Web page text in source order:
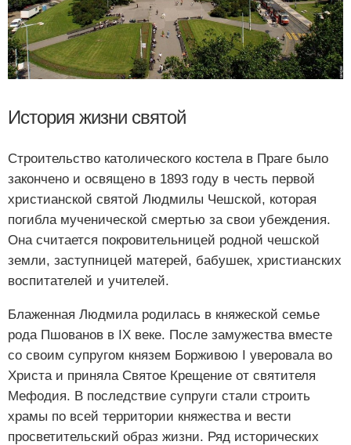
История жизни святой
Строительство католического костела в Праге было
закончено и освящено в 1893 году в честь первой
христианской святой Людмилы Чешской, которая
погибла мученической смертью за свои убеждения.
Она считается покровительницей родной чешской
земли, заступницей матерей, бабушек, христианских
воспитателей и учителей.
Блаженная Людмила родилась в княжеской семье
рода Пшованов в IХ веке. После замужества вместе
со своим супругом князем Борживою I уверовала во
Христа и приняла Святое Крещение от святителя
Мефодия. В последствие супруги стали строить
храмы по всей территории княжества и вести
просветительский образ жизни. Ряд исторических